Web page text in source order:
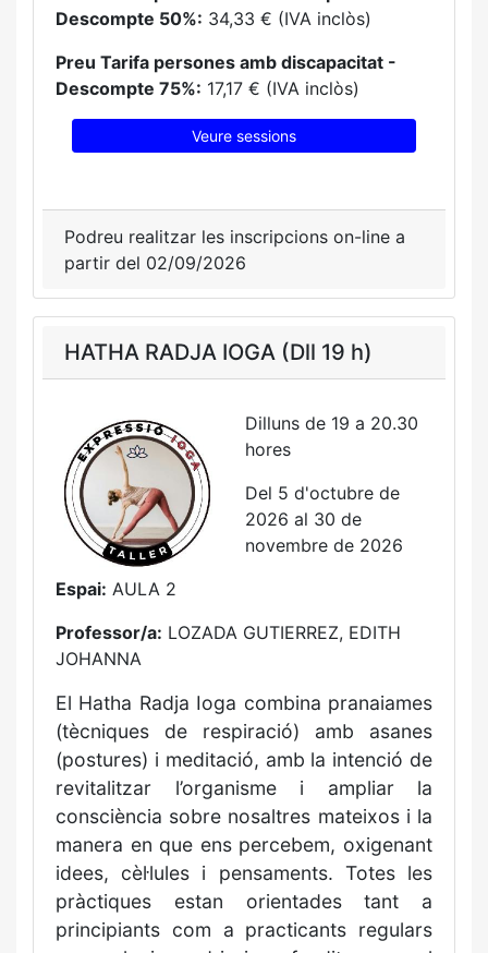
Descompte 50%: 34,33 € (IVA inclòs)
Preu Tarifa persones amb discapacitat -
Descompte 75%: 17,17 € (IVA inclòs)
Veure sessions
Podreu realitzar les inscripcions on-line a
partir del 02/09/2026
HATHA RADJA IOGA (Dll 19 h)
Dilluns de 19 a 20.30
hores
Del 5 d'octubre de
2026 al 30 de
novembre de 2026
Espai: AULA 2
Professor/a: LOZADA GUTIERREZ, EDITH
JOHANNA
El Hatha Radja Ioga combina pranaiames
(tècniques de respiració) amb asanes
(postures) i meditació, amb la intenció de
revitalitzar l’organisme i ampliar la
consciència sobre nosaltres mateixos i la
manera en que ens percebem, oxigenant
idees, cèl·lules i pensaments. Totes les
pràctiques estan orientades tant a
principiants com a practicants regulars